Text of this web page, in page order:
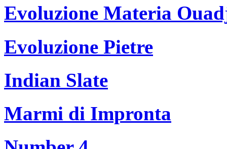
Evoluzione Materia
Evoluzione Pietre
Indian Slate
Marmi di Impronta